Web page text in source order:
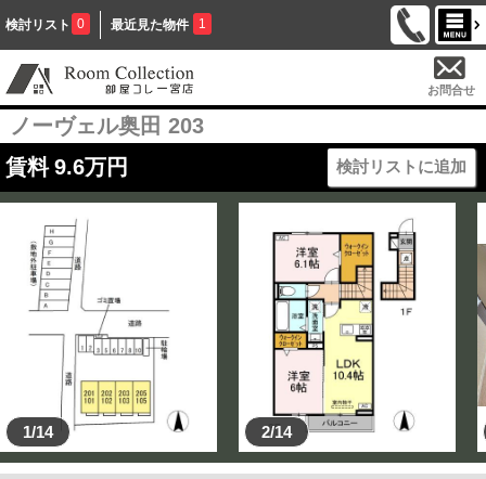
検討リスト 0 最近見た物件 1
お問合せ
ノーヴェル奥田 203
賃料 9.6万円 検討リストに追加
1/14 2/14